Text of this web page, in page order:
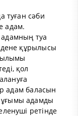
туған сәби
адам.
туа
дене құрылысы
қол
адам баласын
адамды
ретінде